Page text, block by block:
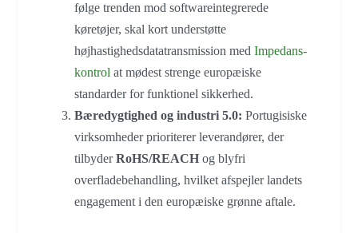
følge trenden mod softwareintegrerede
køretøjer, skal kort understøtte
højhastighedsdatatransmission med Impedans-
kontrol at mødest strenge europæiske
standarder for funktionel sikkerhed.
Bæredygtighed og industri 5.0: Portugisiske
virksomheder prioriterer leverandører, der
tilbyderRoHS/REACH og blyfri
overfladebehandling, hvilket afspejler landets
engagement i den europæiske grønne aftale.